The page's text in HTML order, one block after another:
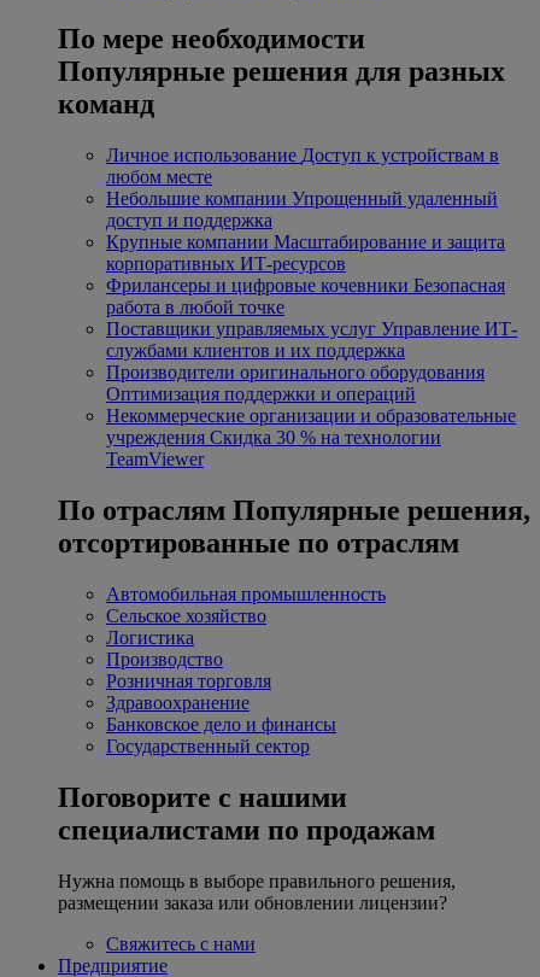
По мере необходимости
Популярные решения для разных
команд
Личное использование Доступ к устройствам в
любом месте
Небольшие компании Упрощенный удаленный
доступ и поддержка
Крупные компании Масштабирование и защита
корпоративных ИТ-ресурсов
Фрилансеры и цифровые кочевники Безопасная
работа в любой точке
Поставщики управляемых услуг Управление ИТ-
службами клиентов и их поддержка
Производители оригинального оборудования
Оптимизация поддержки и операций
Некоммерческие организации и образовательные
учреждения Скидка 30 % на технологии
TeamViewer
По отраслям Популярные решения,
отсортированные по отраслям
Автомобильная промышленность
Сельское хозяйство
Логистика
Производство
Розничная торговля
Здравоохранение
Банковское дело и финансы
Государственный сектор
Поговорите с нашими
специалистами по продажам
Нужна помощь в выборе правильного решения,
размещении заказа или обновлении лицензии?
Свяжитесь с нами
Предприятие